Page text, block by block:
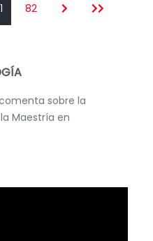
82
comenta sobre la
Maestría en